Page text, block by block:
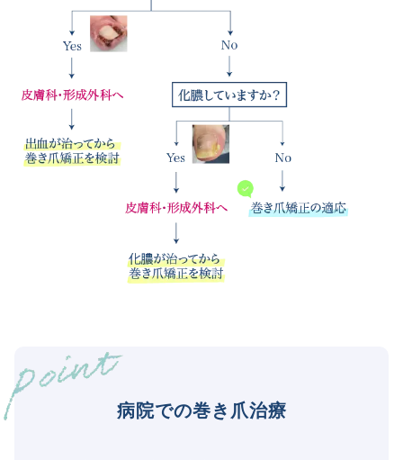
病院での巻き爪治療